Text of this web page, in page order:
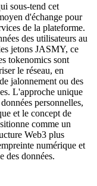
sous-tend cet
d'échange pour
de la plateforme.
des utilisateurs au
jetons JASMY, ce
tokenomics sont
le réseau, en
jalonnement ou des
L'approche unique
personnelles,
et le concept de
comme un
Web3 plus
numérique et
des données.